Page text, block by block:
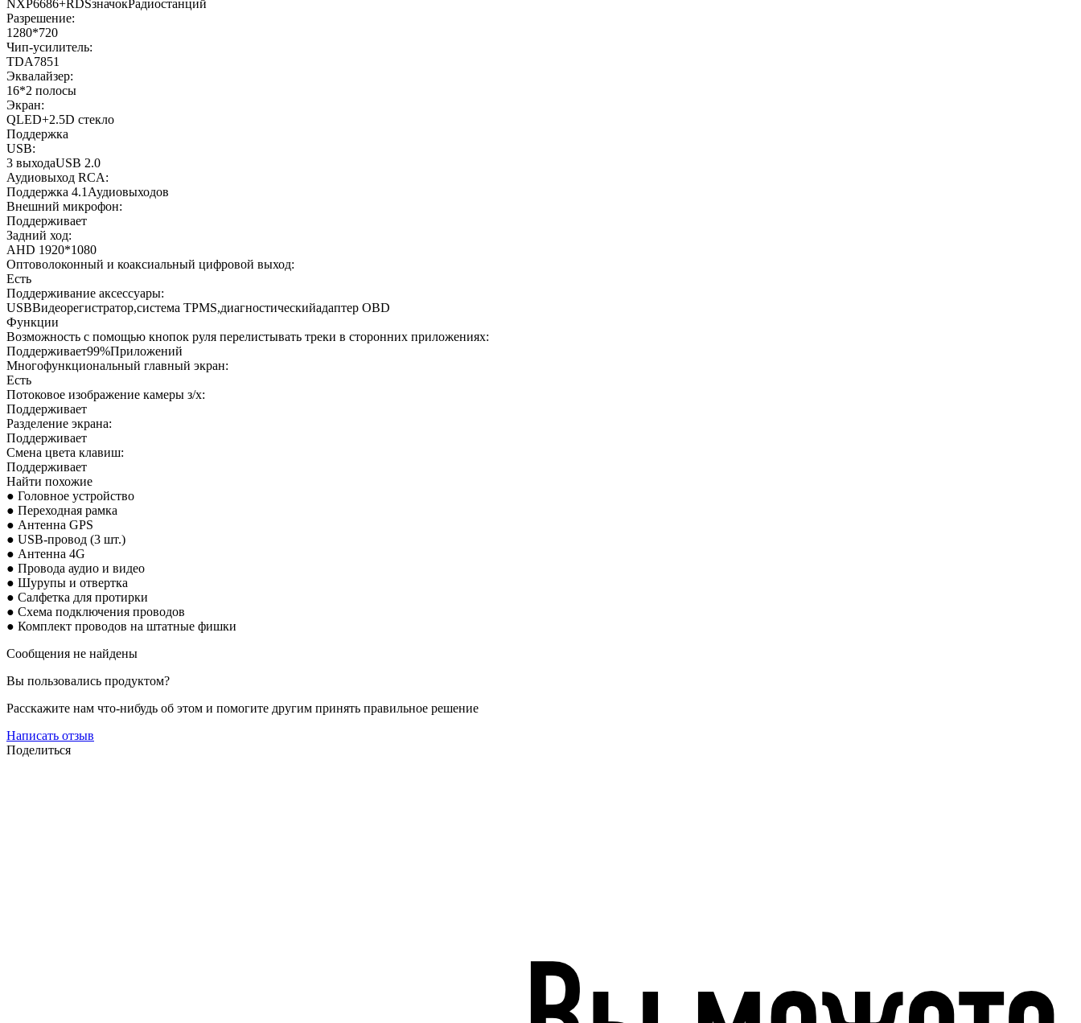
NXP6686+RDSзначокРадиостанций
Разрешение:
1280*720
Чип-усилитель:
TDA7851
Эквалайзер:
16*2 полосы
Экран:
QLED+2.5D стекло
Поддержка
USB:
3 выходаUSB 2.0
Аудиовыход RCA:
Поддержка 4.1Аудиовыходов
Внешний микрофон:
Поддерживает
Задний ход:
AHD 1920*1080
Оптоволоконный и коаксиальный цифровой выход:
Есть
Поддерживание аксессуары:
USBВидеорегистратор,система TPMS,диагностическийадаптер OBD
Функции
Возможность с помощью кнопок руля перелистывать треки в сторонних приложениях:
Поддерживает99%Приложений
Многофункциональный главный экран:
Есть
Потоковое изображение камеры з/х:
Поддерживает
Разделение экрана:
Поддерживает
Смена цвета клавиш:
Поддерживает
Найти похожие
● Головное устройство
● Переходная рамка
● Антенна GPS
● USB-провод (3 шт.)
● Антенна 4G
● Провода аудио и видео
● Шурупы и отвертка
● Салфетка для протирки
● Схема подключения проводов
● Комплект проводов на штатные фишки
Сообщения не найдены
Вы пользовались продуктом?
Расскажите нам что-нибудь об этом и помогите другим принять правильное решение
Написать отзыв
Поделиться